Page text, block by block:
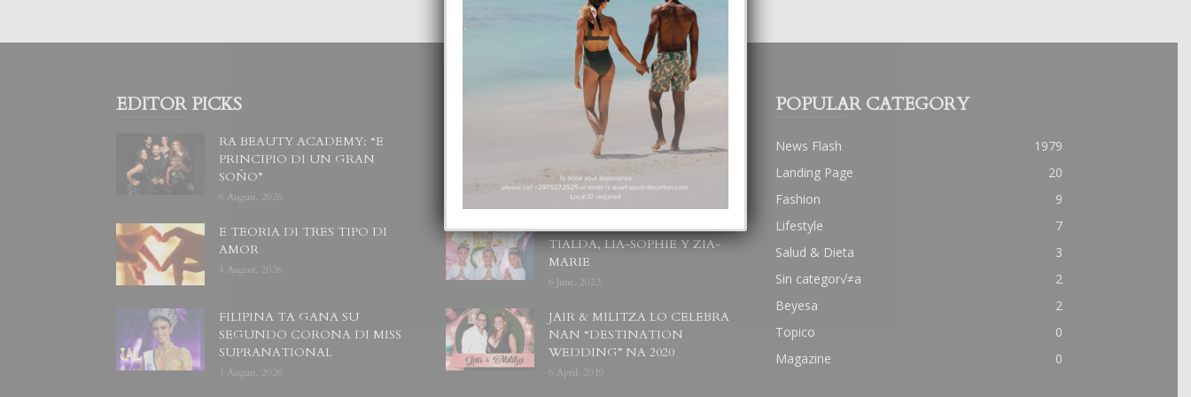
EDITOR PICKS
RA BEAUTY ACADEMY: “E
PRINCIPIO DI UN GRAN
SOÑO”
6 August, 2026
E TEORIA DI TRES TIPO DI
AMOR
4 August, 2026
FILIPINA TA GANA SU
SEGUNDO CORONA DI MISS
SUPRANATIONAL
1 August, 2026
POPULAR POSTS
BODA MANSUR
3 December, 2019
UN DIA INOLVIDABEL PA
TIALDA, LIA-SOPHIE Y ZIA-
MARIE
6 June, 2023
JAIR & MILITZA LO CELEBRA
NAN “DESTINATION
WEDDING” NA 2020
6 April, 2019
POPULAR CATEGORY
News Flash
1979
Landing Page
20
Fashion
9
Lifestyle
7
Salud & Dieta
3
Sin categor√≠a
2
Beyesa
2
Topico
0
Magazine
0